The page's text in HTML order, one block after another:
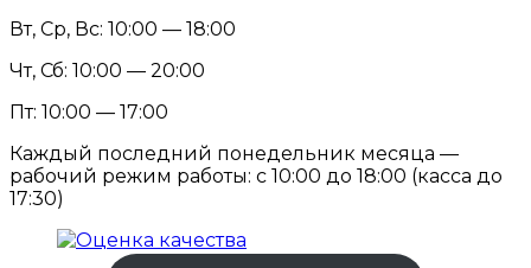
Вт, Ср, Вс: 10:00 — 18:00
Чт, Сб: 10:00 — 20:00
Пт: 10:00 — 17:00
Каждый последний понедельник месяца —
рабочий режим работы: с 10:00 до 18:00 (касса до
17:30)